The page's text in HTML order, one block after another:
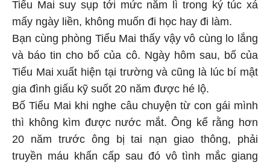
Tiểu Mai suy sụp tới mức nằm lì trong ký túc xá
mấy ngày liền, không muốn đi học hay đi làm.
Bạn cùng phòng Tiểu Mai thấy vậy vô cùng lo lắng
và báo tin cho bố của cô. Ngày hôm sau, bố của
Tiểu Mai xuất hiện tại trường và cũng là lúc bí mật
gia đình giấu kỹ suốt 20 năm được hé lộ.
Bố Tiểu Mai khi nghe câu chuyện từ con gái mình
thì không kìm được nước mắt. Ông kể rằng hơn
20 năm trước ông bị tai nạn giao thông, phải
truyền máu khẩn cấp sau đó vô tình mắc giang